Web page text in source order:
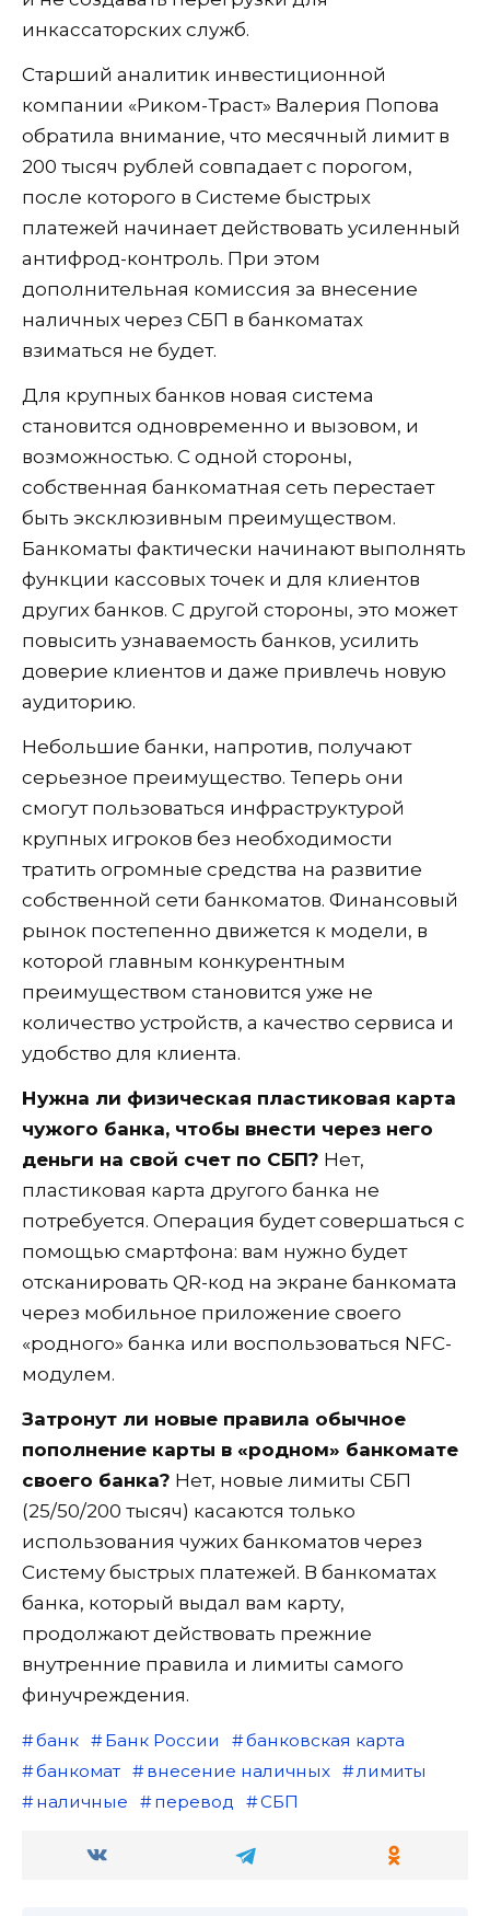
инкассаторских служб.
Старший аналитик инвестиционной
компании «Риком-Траст» Валерия Попова
обратила внимание, что месячный лимит в
200 тысяч рублей совпадает с порогом,
после которого в Системе быстрых
платежей начинает действовать усиленный
антифрод-контроль. При этом
дополнительная комиссия за внесение
наличных через СБП в банкоматах
взиматься не будет.
Для крупных банков новая система
становится одновременно и вызовом, и
возможностью. С одной стороны,
собственная банкоматная сеть перестает
быть эксклюзивным преимуществом.
Банкоматы фактически начинают выполнять
функции кассовых точек и для клиентов
других банков. С другой стороны, это может
повысить узнаваемость банков, усилить
доверие клиентов и даже привлечь новую
аудиторию.
Небольшие банки, напротив, получают
серьезное преимущество. Теперь они
смогут пользоваться инфраструктурой
крупных игроков без необходимости
тратить огромные средства на развитие
собственной сети банкоматов. Финансовый
рынок постепенно движется к модели, в
которой главным конкурентным
преимуществом становится уже не
количество устройств, а качество сервиса и
удобство для клиента.
Нужна ли физическая пластиковая карта
чужого банка, чтобы внести через него
деньги на свой счет по СБП? Нет,
пластиковая карта другого банка не
потребуется. Операция будет совершаться с
помощью смартфона: вам нужно будет
отсканировать QR-код на экране банкомата
через мобильное приложение своего
«родного» банка или воспользоваться NFC-
модулем.
Затронут ли новые правила обычное
пополнение карты в «родном» банкомате
своего банка? Нет, новые лимиты СБП
(25/50/200 тысяч) касаются только
использования чужих банкоматов через
Систему быстрых платежей. В банкоматах
банка, который выдал вам карту,
продолжают действовать прежние
внутренние правила и лимиты самого
финучреждения.
банк Банк России
банковская карта
банкомат
внесение наличных
лимиты
наличные
перевод СБП